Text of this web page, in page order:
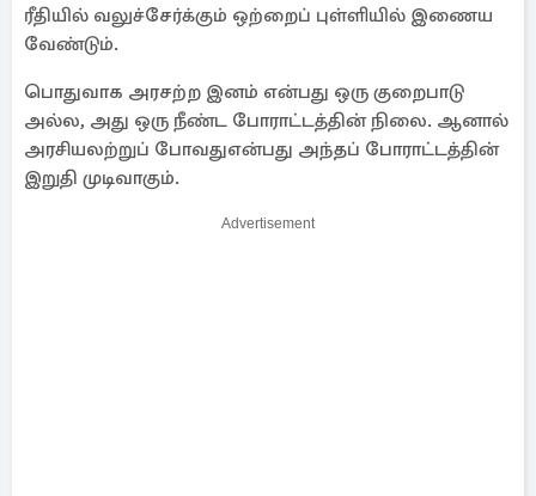
ரீதியில் வலுச்சேர்க்கும் ஒற்றைப் புள்ளியில் இணைய
வேண்டும்.
பொதுவாக அரசற்ற இனம் என்பது ஒரு குறைபாடு
அல்ல, அது ஒரு நீண்ட போராட்டத்தின் நிலை. ஆனால்
அரசியலற்றுப் போவதுஎன்பது அந்தப் போராட்டத்தின்
இறுதி முடிவாகும்.
Advertisement